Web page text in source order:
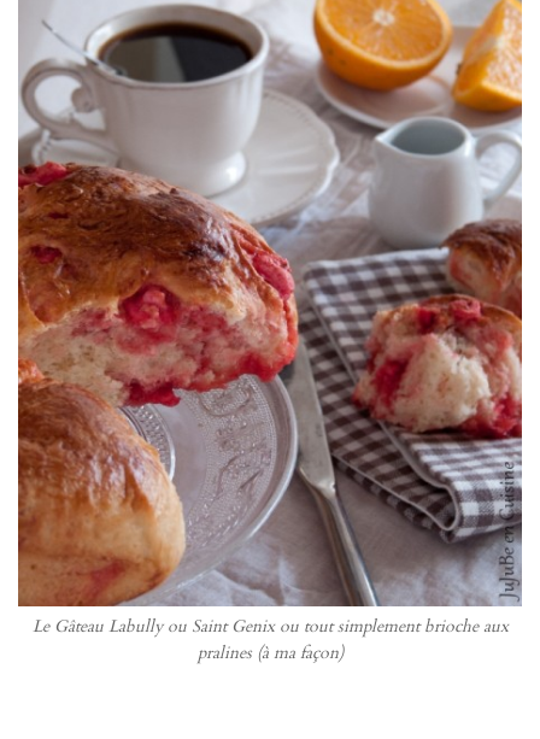
Le Gâteau Labully ou Saint Genix ou tout simplement brioche aux
pralines (à ma façon)